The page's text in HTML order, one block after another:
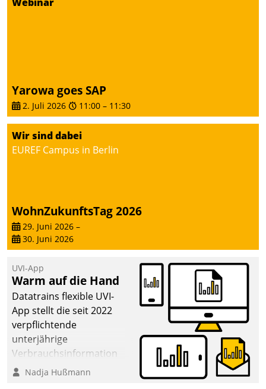
einsehen und ändern
Yarowa goes SAP
2. Juli 2026 11:00 – 11:30
Wir sind dabei
EUREF Campus in Berlin
WohnZukunftsTag 2026
29. Juni 2026 –
30. Juni 2026
UVI-App
Warm auf die Hand
Datatrains flexible UVI-
App stellt die seit 2022
verpflichtende
unterjährige
Verbrauchsinformation
schnell, zuverlässig und
Nadja Hußmann